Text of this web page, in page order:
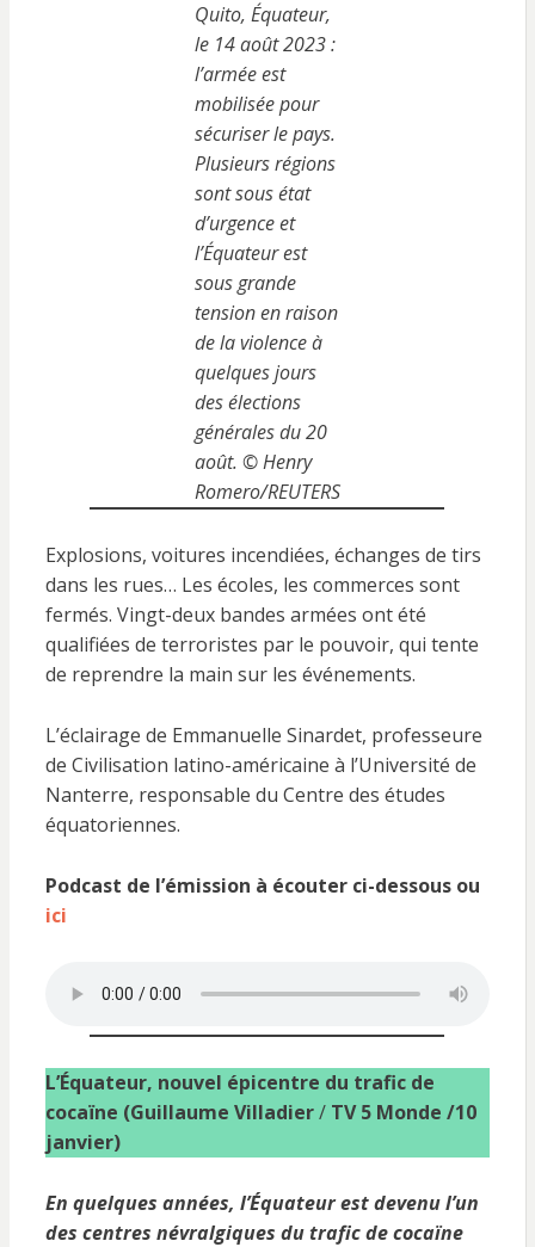
Quito, Équateur,
le 14 août 2023 :
l’armée est
mobilisée pour
sécuriser le pays.
Plusieurs régions
sont sous état
d’urgence et
l’Équateur est
sous grande
tension en raison
de la violence à
quelques jours
des élections
générales du 20
août. © Henry
Romero/REUTERS
Explosions, voitures incendiées, échanges de tirs
dans les rues… Les écoles, les commerces sont
fermés. Vingt-deux bandes armées ont été
qualifiées de terroristes par le pouvoir, qui tente
de reprendre la main sur les événements.
L’éclairage de Emmanuelle Sinardet, professeure
de Civilisation latino-américaine à l’Université de
Nanterre, responsable du Centre des études
équatoriennes.
Podcast de l’émission à écouter ci-dessous ou
ici
L’Équateur, nouvel épicentre du trafic de
cocaïne (Guillaume Villadier/ TV 5 Monde /10
janvier)
En quelques années, l’Équateur est devenu l’un
des centres névralgiques du trafic de cocaïne